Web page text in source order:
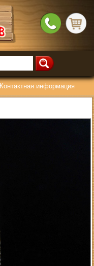
Контактная информация